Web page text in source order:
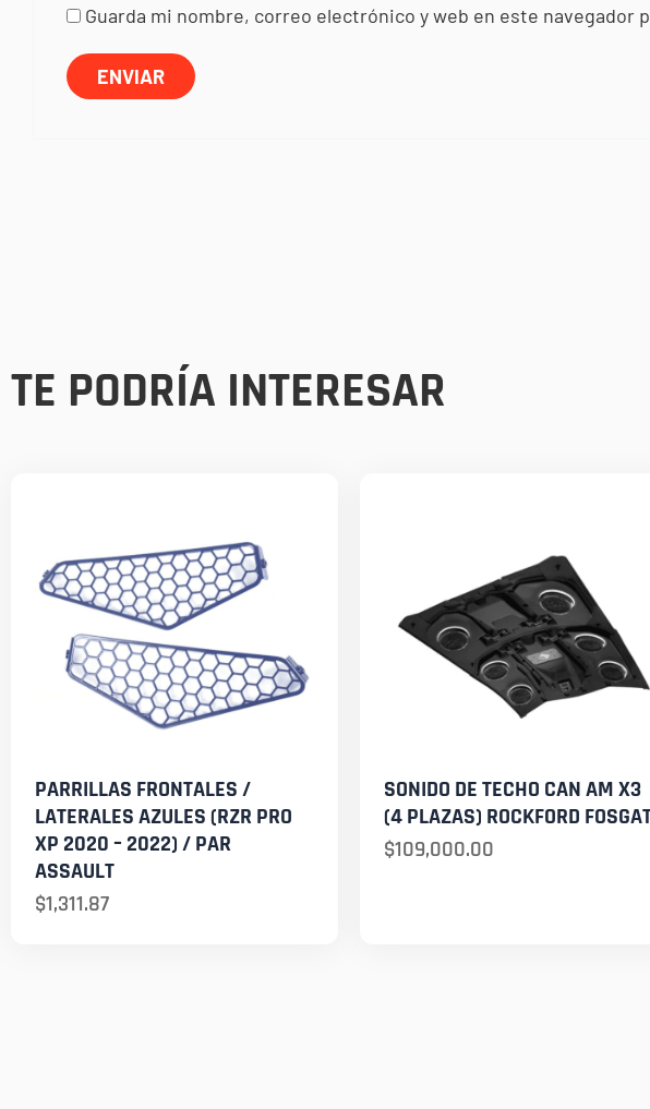
Guarda mi nombre, correo electrónico y web en este navegador
TE PODRÍA INTERESAR
PARRILLAS FRONTALES /
LATERALES AZULES (RZR PRO
XP 2020 – 2022) / PAR
ASSAULT
$1,311.87
SONIDO DE TECHO CAN AM X3
(4 PLAZAS) ROCKFORD
$109,000.00